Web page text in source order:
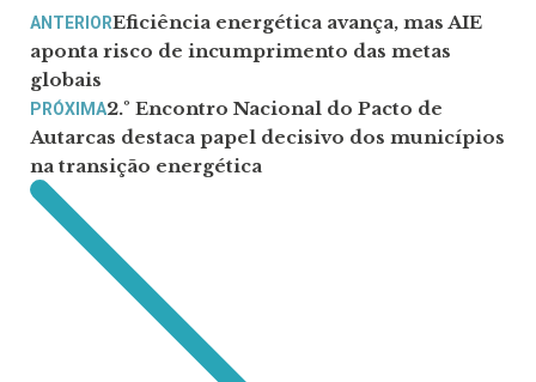
ANTERIOREficiência energética avança, mas AIE
aponta risco de incumprimento das metas
globais
PRÓXIMA2.º Encontro Nacional do Pacto de
Autarcas destaca papel decisivo dos municípios
na transição energética